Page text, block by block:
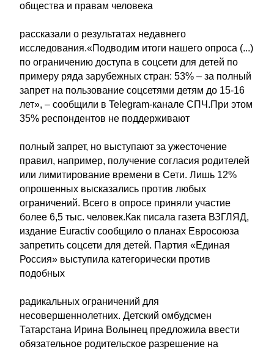
общества и правам человека
рассказали о результатах недавнего
исследования.«Подводим итоги нашего опроса (...)
по ограничению доступа в соцсети для детей по
примеру ряда зарубежных стран: 53% – за полный
запрет на пользование соцсетями детям до 15-16
лет», – сообщили в Telegram-канале СПЧ.При этом
35% респондентов не поддерживают
полный запрет, но выступают за ужесточение
правил, например, получение согласия родителей
или лимитирование времени в Сети. Лишь 12%
опрошенных высказались против любых
ограничений. Всего в опросе приняли участие
более 6,5 тыс. человек.Как писала газета ВЗГЛЯД,
издание Euractiv сообщило о планах Евросоюза
запретить соцсети для детей. Партия «Единая
Россия» выступила категорически против
подобных
радикальных ограничений для
несовершеннолетних. Детский омбудсмен
Татарстана Ирина Волынец предложила ввести
обязательное родительское разрешение на